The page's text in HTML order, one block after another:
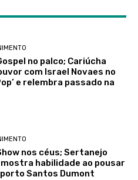
no palco; Cariúcha
com Israel Novaes no
e relembra passado na
nos céus; Sertanejo
habilidade ao pousar
Santos Dumont